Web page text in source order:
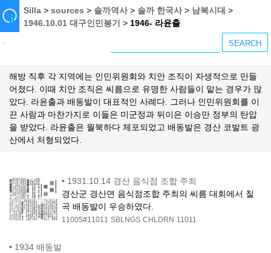
Silla >sources > 솔까역사> 솔까 한국사> 남북시대 >
1946.10.01 대구인민봉기
> 1946- 라윤출
해방 직후 각 지역에는 인민위원회와 치안 조직이 자생적으로 만들
어졌다. 이때 치안 조직은 씨름으로 유명한 사람들이 맡는 경우가 많
았다. 라윤출과 배동발이 대표적인 사례다. 그러나 인민위원회를 이
끈 사람과 마찬가지로 이들은 미군정과 뒤이은 이승만 정부의 탄압
을 받았다. 라윤출은 월북하다 체포되었고 배동발은 경산 코발트 광
산에서 처형되었다.
• 1931.10.14 경산 음식점 조합 주최
경산군 경산면 음식점조합 주최의 씨름 대회에서 칠
곡 배동발이 우승하였다.
11005#11011 SBLNGS CHLDRN 11011
• 1934 배동발